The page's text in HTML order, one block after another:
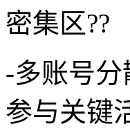
密集区??
-多账号
参与关键